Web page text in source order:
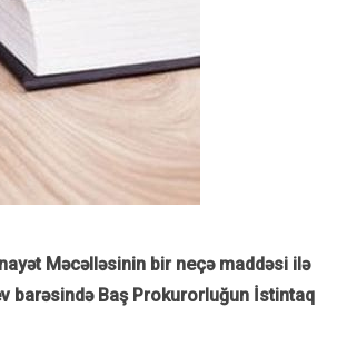
Məcəlləsinin bir neçə maddəsi ilə
barəsində Baş Prokurorluğun İstintaq